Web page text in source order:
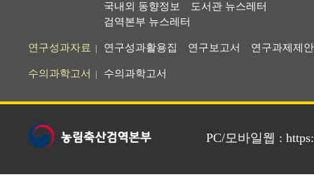
국내외 동향정보
도서관 뉴스레터
검역본부 뉴스레터
연구성과자료 연구성과활용집 연구보고서 연구과제제
수의과학고서 수의과학고서
PC/모바일웹 :